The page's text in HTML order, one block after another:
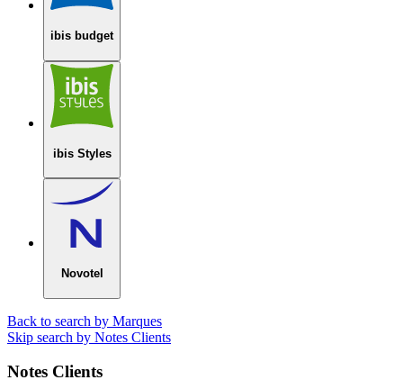
ibis budget
ibis Styles
Novotel
Back to search by Marques
Skip search by Notes Clients
Notes Clients